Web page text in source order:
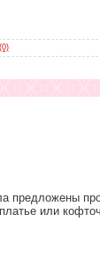
предложены
или